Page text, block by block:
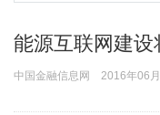
能源互联网建
中国金融信息网 2016年06